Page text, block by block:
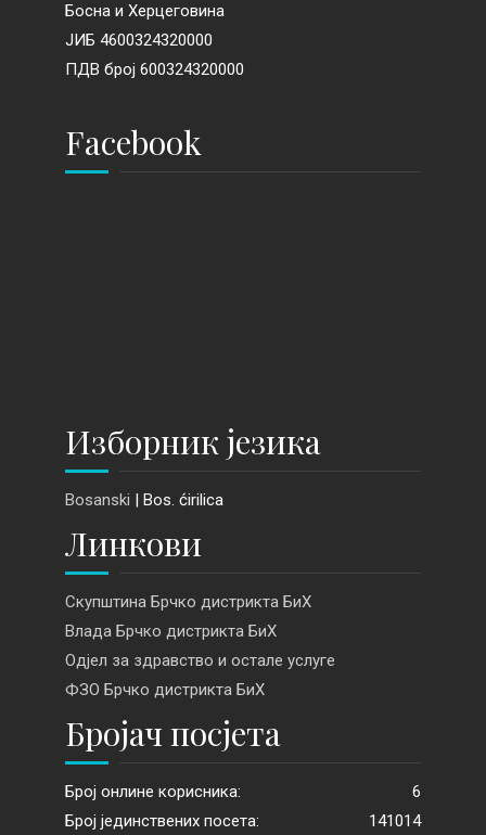
Босна и Херцеговина
ЈИБ 4600324320000
ПДВ број 600324320000
Facebook
Изборник језика
Bosanski | Bos. ćirilica
Линкови
Скупштина Брчко дистрикта БиХ
Влада Брчко дистрикта БиХ
Одјел за здравство и остале услуге
ФЗО Брчко дистрикта БиХ
Бројач посјета
Број онлине корисника:
6
Број јединствених посета:
141014